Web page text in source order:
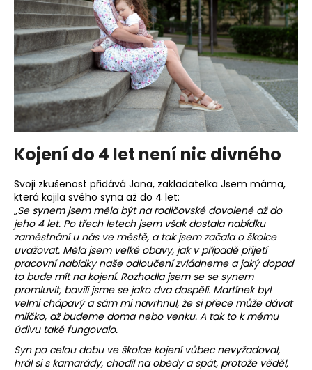
Kojení do 4 let není nic divného
Svoji zkušenost přidává Jana, zakladatelka Jsem máma,
která kojila svého syna až do 4 let:
„Se synem jsem měla být na rodičovské dovolené až do
jeho 4 let. Po třech letech jsem však dostala nabídku
zaměstnání u nás ve městě, a tak jsem začala o školce
uvažovat. Měla jsem velké obavy, jak v případě přijetí
pracovní nabídky naše odloučení zvládneme a jaký dopad
to bude mít na kojení. Rozhodla jsem se se synem
promluvit, bavili jsme se jako dva dospělí. Martínek byl
velmi chápavý a sám mi navrhnul, že si přece může dávat
mlíčko, až budeme doma nebo venku. A tak to k mému
údivu také fungovalo.
Syn po celou dobu ve školce kojení vůbec nevyžadoval,
hrál si s kamarády, chodil na obědy a spát, protože věděl,